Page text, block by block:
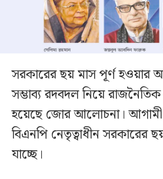
সরকারের ছয় মাস পূর্ণ হওয়ার
সম্ভাব্য রদবদল নিয়ে
হয়েছে জোর আলোচনা।
বিএনপি নেতৃত্বাধীন সরকারের
যাচ্ছে।